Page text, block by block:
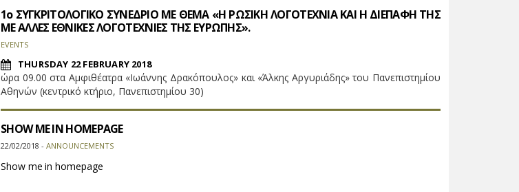
1ο ΣΥΓΚΡΙΤΟΛΟΓΙΚΟ ΣΥΝΕΔΡΙΟ ΜΕ ΘΕΜΑ «Η ΡΩΣΙΚΗ ΛΟΓΟΤΕΧΝΙΑ ΚΑΙ Η ΔΙΕΠΑΦΗ ΤΗΣ
ΜΕ ΑΛΛΕΣ ΕΘΝΙΚΕΣ ΛΟΓΟΤΕΧΝΙΕΣ ΤΗΣ ΕΥΡΩΠΗΣ».
EVENTS
THURSDAY 22 FEBRUARY 2018
ώρα 09.00 στα Αμφιθέατρα «Ιωάννης Δρακόπουλος» και «Άλκης Αργυριάδης» του Πανεπιστημίου
Αθηνών (κεντρικό κτήριο, Πανεπιστημίου 30)
SHOW ME IN HOMEPAGE
22/02/2018 - ANNOUNCEMENTS
Show me in homepage